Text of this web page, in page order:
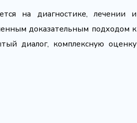
на диагностике, лечении и
доказательным подходом к
диалог, комплексную оценку